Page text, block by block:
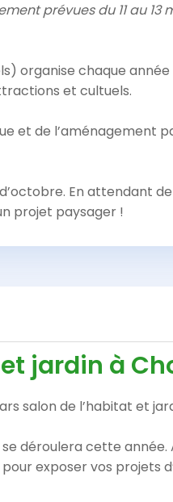
prévues du 11 au 13
organise chaque
et cultuels.
et de l’aménagement
En attendant
projet paysager !
jardin à
salon de l’habitat et
déroulera cette année.
exposer vos projets